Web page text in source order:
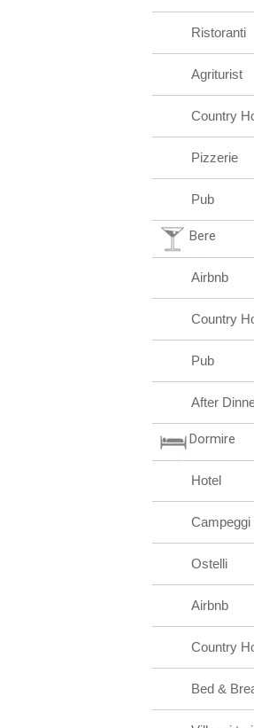
Ristoranti
Agriturist
Country
Pizzerie
Pub
Bere
Airbnb
Country
Pub
After
Dormire
Hotel
Campeggi
Ostelli
Airbnb
Country
Bed &